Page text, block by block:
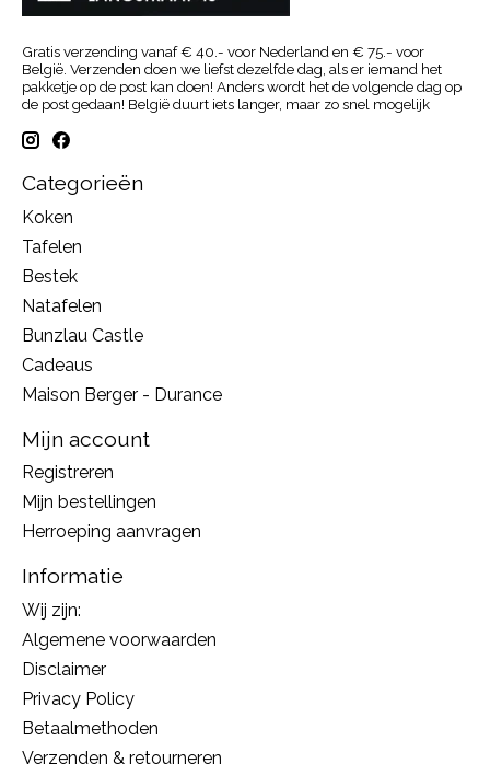
Gratis verzending vanaf € 40.- voor Nederland en € 75.- voor
België. Verzenden doen we liefst dezelfde dag, als er iemand het
pakketje op de post kan doen! Anders wordt het de volgende dag op
de post gedaan! België duurt iets langer, maar zo snel mogelijk
Categorieën
Koken
Tafelen
Bestek
Natafelen
Bunzlau Castle
Cadeaus
Maison Berger - Durance
Mijn account
Registreren
Mijn bestellingen
Herroeping aanvragen
Informatie
Wij zijn:
Algemene voorwaarden
Disclaimer
Privacy Policy
Betaalmethoden
Verzenden & retourneren